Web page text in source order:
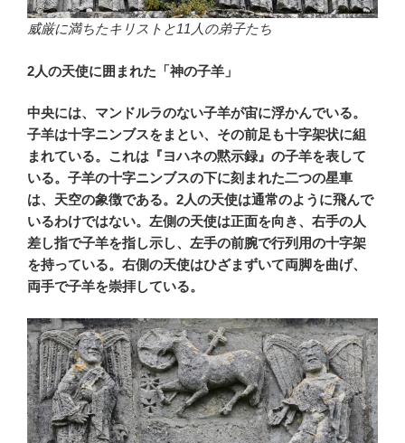
威厳に満ちたキリストと11人の弟子たち
2人の天使に囲まれた「神の子羊」
中央には、マンドルラのない子羊が宙に浮かんでいる。
子羊は十字ニンブスをまとい、その前足も十字架状に組
まれている。これは『ヨハネの黙示録』の子羊を表して
いる。子羊の十字ニンブスの下に刻まれた二つの星車
は、天空の象徴である。2人の天使は通常のように飛んで
いるわけではない。左側の天使は正面を向き、右手の人
差し指で子羊を指し示し、左手の前腕で行列用の十字架
を持っている。右側の天使はひざまずいて両脚を曲げ、
両手で子羊を崇拝している。